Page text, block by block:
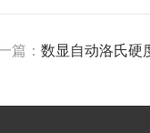
篇：数显自动洛氏硬